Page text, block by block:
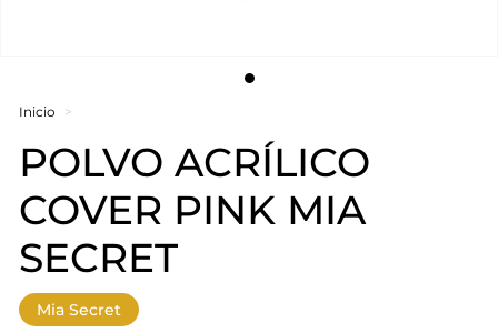
Inicio >
POLVO ACRÍLICO
COVER PINK MIA
SECRET
Mia Secret